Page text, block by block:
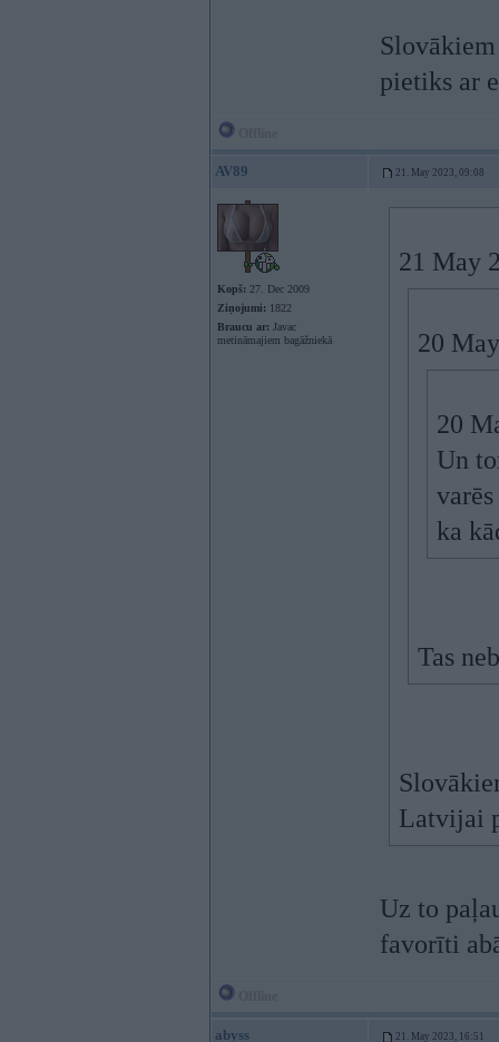
pietiks ar
AV89 21. May 2023, 09:08
Kopš: 27. Dec 2009
Ziņojumi: 1822
Braucu ar: Javac
metināmajiem bagāžniekā
21 May
20
20
Un
ka
Tas
Latvijai
Uz to
favorīti
abyss 21. May 2023, 16:51